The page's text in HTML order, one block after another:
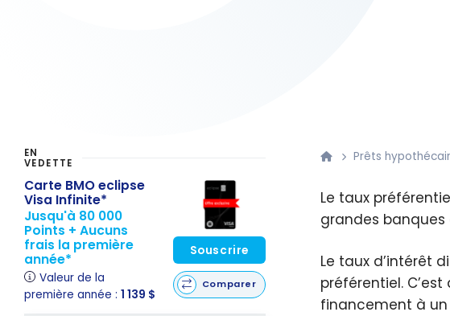
Prêts
Le taux
grandes banques
Le taux d’intérêt
préférentiel.
financement à un
EN
VEDETTE
Carte BMO eclipse
Visa Infinite*
Jusqu'à 80 000
Points + Aucuns
frais la première
année*
Valeur de la
première année : 1 139 $
Souscrire
Comparer